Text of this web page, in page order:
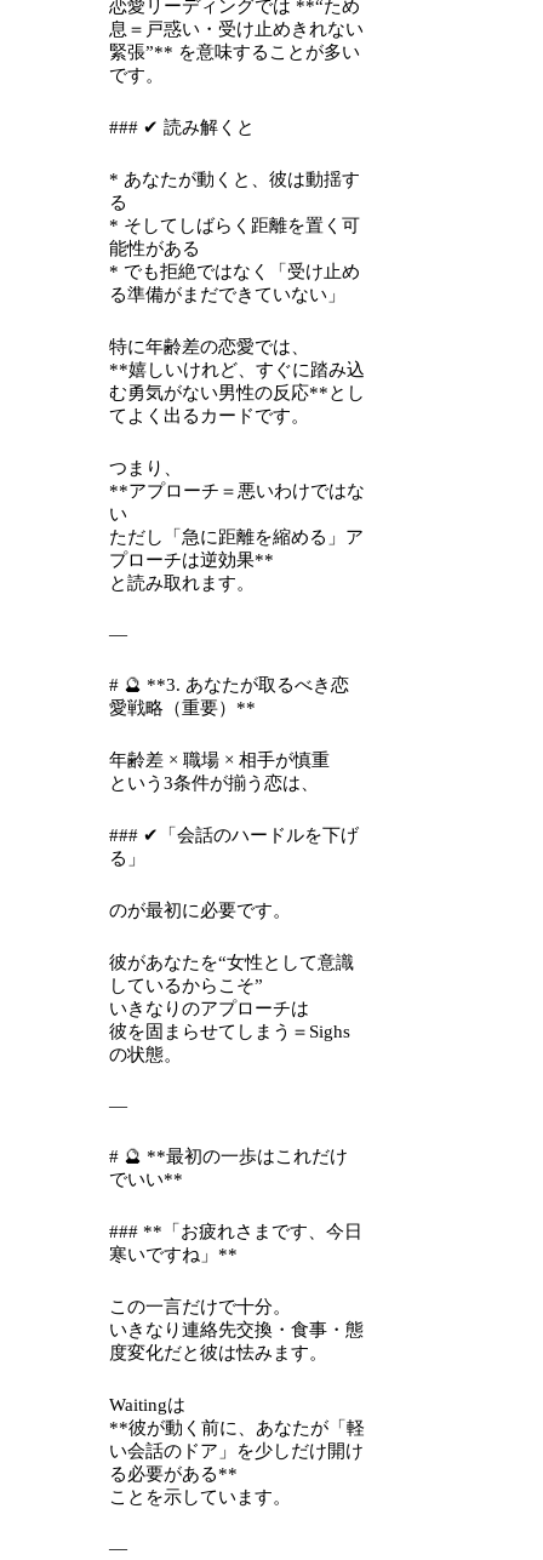
恋愛リーディングでは **“ため
息＝戸惑い・受け止めきれない
緊張”** を意味することが多い
です。
### ✔ 読み解くと
* あなたが動くと、彼は動揺す
る
* そしてしばらく距離を置く可
能性がある
* でも拒絶ではなく「受け止め
る準備がまだできていない」
特に年齢差の恋愛では、
**嬉しいけれど、すぐに踏み込
む勇気がない男性の反応**とし
てよく出るカードです。
つまり、
**アプローチ＝悪いわけではな
い
ただし「急に距離を縮める」ア
プローチは逆効果**
と読み取れます。
—
# 🔮 **3. あなたが取るべき恋
愛戦略（重要）**
年齢差 × 職場 × 相手が慎重
という3条件が揃う恋は、
### ✔「会話のハードルを下げ
る」
のが最初に必要です。
彼があなたを“女性として意識
しているからこそ”
いきなりのアプローチは
彼を固まらせてしまう＝Sighs
の状態。
—
# 🔮 **最初の一歩はこれだけ
でいい**
### **「お疲れさまです、今日
寒いですね」**
この一言だけで十分。
いきなり連絡先交換・食事・態
度変化だと彼は怯みます。
Waitingは
**彼が動く前に、あなたが「軽
い会話のドア」を少しだけ開け
る必要がある**
ことを示しています。
—